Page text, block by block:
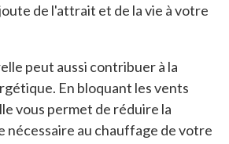
de l'attrait et de la vie à votre
peut aussi contribuer à la
En bloquant les vents
vous permet de réduire la
nécessaire au chauffage de votre